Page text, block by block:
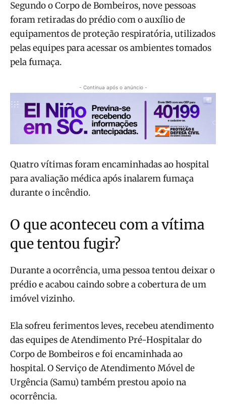
Segundo o Corpo de Bombeiros, nove pessoas
foram retiradas do prédio com o auxílio de
equipamentos de proteção respiratória, utilizados
pelas equipes para acessar os ambientes tomados
pela fumaça.
- Continua após o anúncio -
Quatro vítimas foram encaminhadas ao hospital
para avaliação médica após inalarem fumaça
durante o incêndio.
O que aconteceu com a vítima
que tentou fugir?
Durante a ocorrência, uma pessoa tentou deixar o
prédio e acabou caindo sobre a cobertura de um
imóvel vizinho.
Ela sofreu ferimentos leves, recebeu atendimento
das equipes de Atendimento Pré-Hospitalar do
Corpo de Bombeiros e foi encaminhada ao
hospital. O Serviço de Atendimento Móvel de
Urgência (Samu) também prestou apoio na
ocorrência.